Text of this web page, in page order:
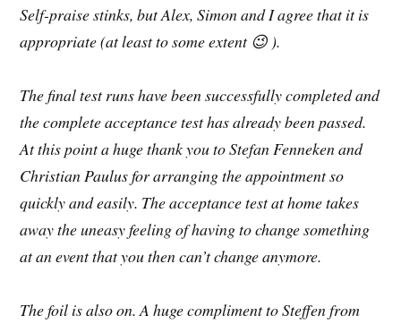
Self-praise stinks, but Alex, Simon and I agree that it is
appropriate (at least to some extent 😉 ).
The final test runs have been successfully completed and
the complete acceptance test has already been passed.
At this point a huge thank you to Stefan Fenneken and
Christian Paulus for arranging the appointment so
quickly and easily. The acceptance test at home takes
away the uneasy feeling of having to change something
at an event that you then can’t change anymore.
The foil is also on. A huge compliment to Steffen from